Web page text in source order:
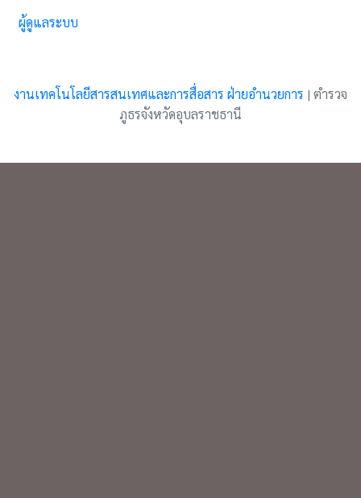
ผู้ดูแลระบบ
งานเทคโนโลยีสารสนเทศและการสื่อสาร ฝ่ายอำนวยการ | ตำรวจ
ภูธรจังหวัดอุบลราชธานี